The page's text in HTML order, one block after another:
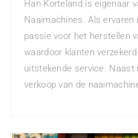
Han Korteland is eigenaar
Naaimachines. Als
passie voor het herstellen
waardoor klanten
uitstekende service. Naast
verkoop van de